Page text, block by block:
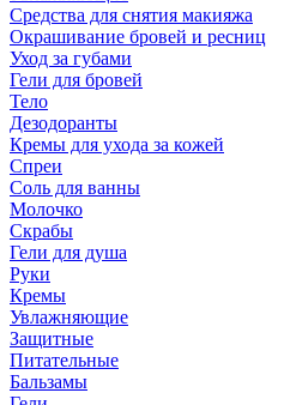
Средства для снятия макияжа
Окрашивание бровей и ресниц
Уход за губами
Гели для бровей
Тело
Дезодоранты
Кремы для ухода за кожей
Спреи
Соль для ванны
Молочко
Скрабы
Гели для душа
Руки
Кремы
Увлажняющие
Защитные
Питательные
Бальзамы